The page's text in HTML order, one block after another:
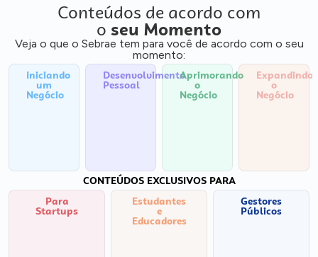
Conteúdos de acordo com
o seu Momento
Veja o que o Sebrae tem para você de acordo com o seu
momento:
Iniciando
um
Negócio
Desenvolvimento
Pessoal
Aprimorando
o
Negócio
Expandindo
o
Negócio
CONTEÚDOS EXCLUSIVOS PARA
Para
Startups
Estudantes
e
Educadores
Gestores
Públicos